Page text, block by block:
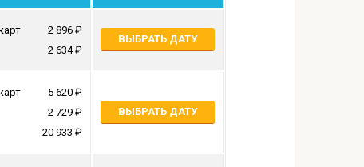
2 896
2 634
ВЫБРАТЬ ДАТУ
5 620
2 729
20 933
ВЫБРАТЬ ДАТУ